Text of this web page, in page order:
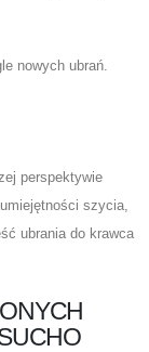
nowych ubrań.
perspektywie
szycia,
ubrania do krawca